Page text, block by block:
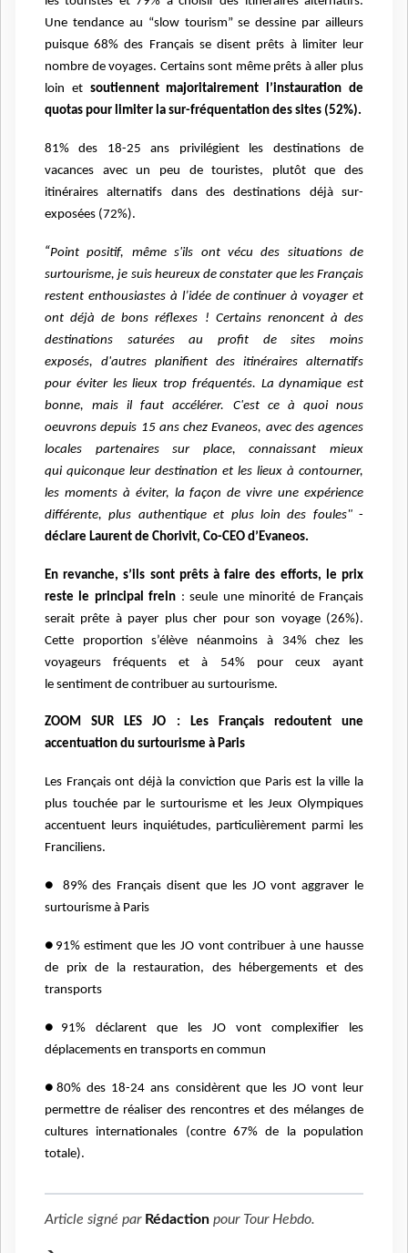
Une tendance au “slow tourism” sedessine par ailleurs
puisque 68% des Français se disent prêts à limiter leur
nombre devoyages. Certains sont même prêts à aller plus
loin et soutiennent majoritairement
l’instauration de
quotas pour limiter la sur-fréquentation des sites (52%).
81% des 18-25 ans privilégient les destinations de
vacances avec un peu de touristes, plutôt que des
itinéraires alternatifs dans des destinations déjà sur-
exposées (72%).
“Point positif, même s'ils ont vécu des situations de
surtourisme, je suis heureux de constater que les Français
restent enthousiastes à l’idée de continuer à voyager et
ont déjà de bonsréflexes ! Certains renoncent à des
destinations saturées au profit de sites moins
exposés, d'autres planifient des itinéraires alternatifs
pour éviter les lieux trop fréquentés. Ladynamique est
bonne, mais il faut accélérer. C'est ce à quoi nous
oeuvrons depuis 15 ans chez Evaneos, avec des agences
locales partenaires sur place, connaissant mieux
qui quiconque leur destination et les lieux à contourner,
les moments à éviter, la façon de vivreune expérience
différente, plus authentique et plus loin des foules" -
déclare Laurent de Chorivit, Co-CEO d’Evaneos.
En revanche, s’ils sont prêts à faire des efforts, le prix
reste le principal frein : seule une minorité de Français
serait prête à payer plus cher pour son voyage (26%).
Cette proportions’élève néanmoins à 34% chez les
voyageurs fréquents et à 54% pour ceux ayant
le sentiment de contribuer au surtourisme.
ZOOM SUR LES JO : Les Français redoutent une
accentuation du surtourisme à Paris
Les Français ont déjà la conviction que Paris est la ville la
plus touchée par le surtourisme et les Jeux Olympiques
accentuent leurs inquiétudes, particulièrement parmi les
Franciliens.
● 89% des Français disent que les JO vont aggraver le
surtourisme à Paris
● 91% estiment que les JO vont contribuer à une hausse
de prix de la restauration, des hébergements et des
transports
● 91% déclarent que les JO vont complexifier les
déplacements en transports en commun
●80% des 18-24 ans considèrent que les JO vont leur
permettre de réaliser des rencontres et des mélanges de
cultures internationales (contre 67% de la population
totale).
Article signé par Rédaction pour Tour Hebdo.